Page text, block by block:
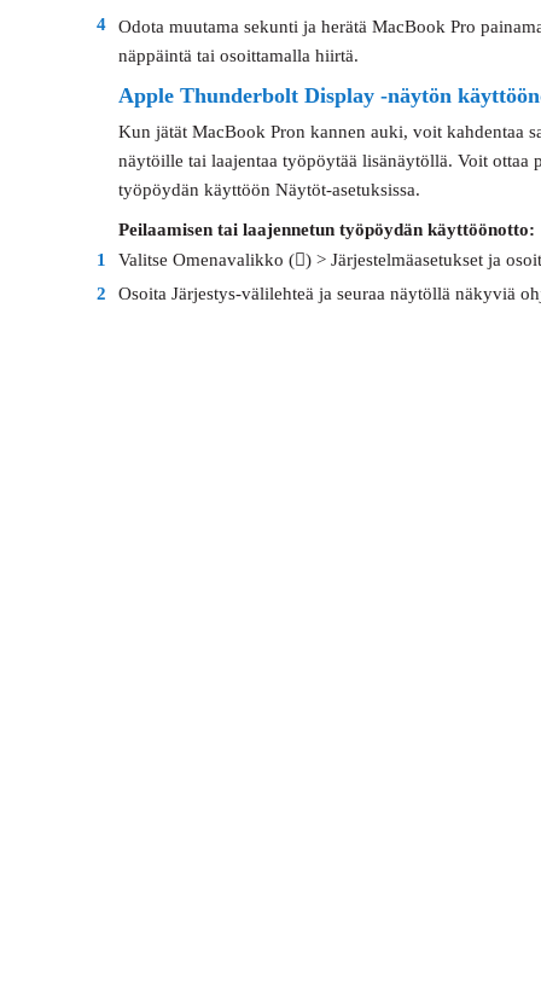
4
Odota muutama sekunti ja herätä MacBook Pro
näppäintä tai osoittamalla hiirtä.
Apple Thunderbolt Display -näytön
Kun jätät MacBook Pron kannen auki, voit kahdentaa
näytöille tai laajentaa työpöytää lisänäytöllä. Voit ottaa
työpöydän käyttöön Näytöt-asetuksissa.
Peilaamisen tai laajennetun työpöydän käyttöönotto:
1
Valitse Omenavalikko () > Järjestelmäasetukset ja
2
Osoita Järjestys-välilehteä ja seuraa näytöllä näkyviä